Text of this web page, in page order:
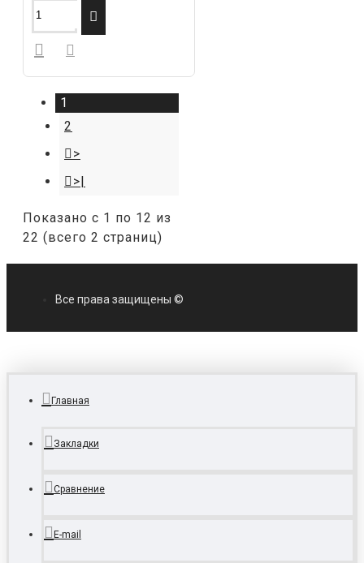
1
2
>
>|
Показано с 1 по 12 из
22 (всего 2 страниц)
Все права защищены ©
Главная
Закладки
Сравнение
E-mail